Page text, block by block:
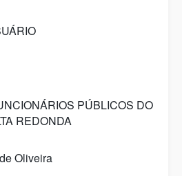
PÚBLICOS DO
REDONDA
Oliveira